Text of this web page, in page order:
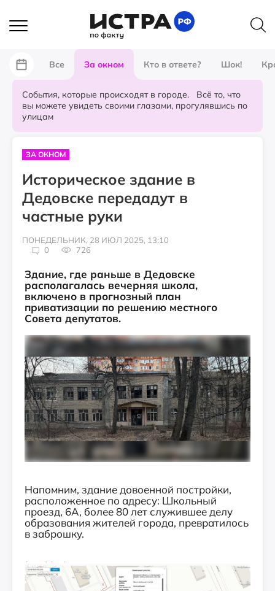
Все За окном Кто в ответе? Шок!
События, которые происходят в городе. Всё то, что
вы можете увидеть своими глазами, прогулявшись по
улицам
ЗА ОКНОМ
Историческое здание в
Дедовске передадут в
частные руки
ПОНЕДЕЛЬНИК, 28 ИЮЛ 2025, 13:10
0
726
Здание, где раньше в Дедовске
располагалась вечерняя школа,
включено в прогнозный план
приватизации по решению местного
Совета депутатов.
Напомним, здание довоенной постройки,
расположенное по адресу: Школьный
проезд, 6А, более 80 лет служившее делу
образования жителей города, превратилось
в заброшку.